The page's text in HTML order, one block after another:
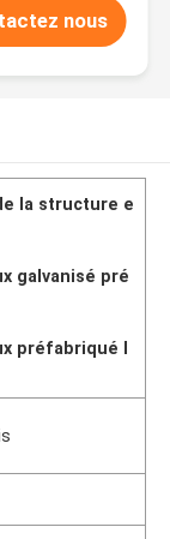
nous
la structure e
galvanisé pré
préfabriqué I